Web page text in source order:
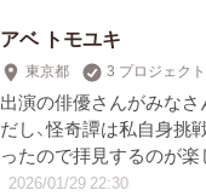
アベ トモユキ
東京都 3 プロジェク
出演の俳優さんがみな
だし、怪奇譚は私自身挑
ったので拝見するのが楽
2026/01/29 22:30